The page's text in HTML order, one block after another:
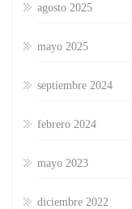
agosto 2025
mayo 2025
septiembre 2024
febrero 2024
mayo 2023
diciembre 2022